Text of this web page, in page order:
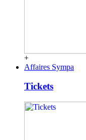
+
Affaires Sympa
Tickets